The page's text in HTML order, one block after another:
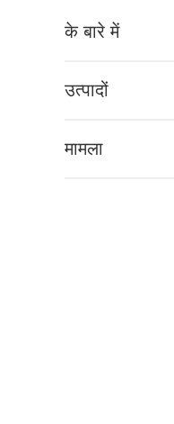
के बारे में
उत्पादों
मामला